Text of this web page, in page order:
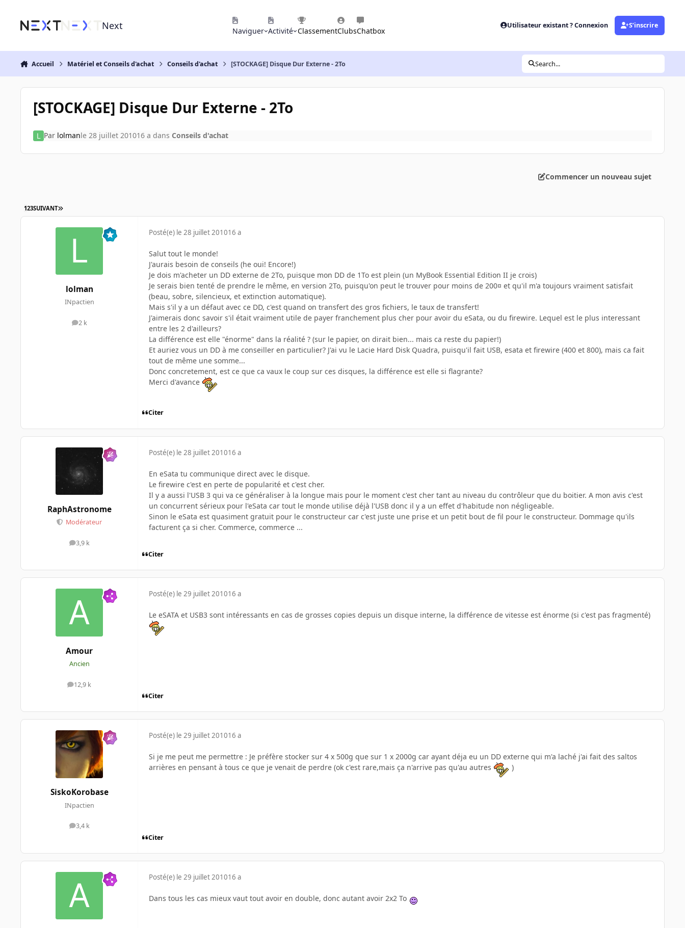
Next Naviguer Activité ClassementClubsChatbox
Utilisateur existant ? Connexion S’inscrire
Accueil Matériel et Conseils d'achat Conseils d'achat [STOCKAGE] Disque Dur Externe - 2To Search...
[STOCKAGE] Disque Dur Externe - 2To
Par lolmanle 28 juillet 201016 a dans Conseils d'achat
Commencer un nouveau sujet
123SUIVANT
lolman
INpactien
2 k
messages
Posté(e) le 28 juillet 201016 a
Salut tout le monde!
J'aurais besoin de conseils (he oui! Encore!)
Je dois m'acheter un DD externe de 2To, puisque mon DD de 1To est plein (un MyBook Essential Edition II je crois)
Je serais bien tenté de prendre le même, en version 2To, puisqu'on peut le trouver pour moins de 200¤ et qu'il m'a toujours vraiment satisfait
(beau, sobre, silencieux, et extinction automatique).
Mais s'il y a un défaut avec ce DD, c'est quand on transfert des gros fichiers, le taux de transfert!
J'aimerais donc savoir s'il était vraiment utile de payer franchement plus cher pour avoir du eSata, ou du firewire. Lequel est le plus interessant
entre les 2 d'ailleurs?
La différence est elle "énorme" dans la réalité ? (sur le papier, on dirait bien... mais ca reste du papier!)
Et auriez vous un DD à me conseiller en particulier? J'ai vu le Lacie Hard Disk Quadra, puisqu'il fait USB, esata et firewire (400 et 800), mais ca fait
tout de même une somme...
Donc concretement, est ce que ca vaux le coup sur ces disques, la différence est elle si flagrante?
Merci d'avance
Citer
RaphAstronome
Modérateur
3,9 k
messages
Posté(e) le 28 juillet 201016 a
En eSata tu communique direct avec le disque.
Le firewire c'est en perte de popularité et c'est cher.
Il y a aussi l'USB 3 qui va ce généraliser à la longue mais pour le moment c'est cher tant au niveau du contrôleur que du boitier. A mon avis c'est
un concurrent sérieux pour l'eSata car tout le monde utilise déjà l'USB donc il y a un effet d'habitude non négligeable.
Sinon le eSata est quasiment gratuit pour le constructeur car c'est juste une prise et un petit bout de fil pour le constructeur. Dommage qu'ils
facturent ça si cher. Commerce, commerce ...
Citer
Amour
Ancien
12,9 k
messages
Posté(e) le 29 juillet 201016 a
Le eSATA et USB3 sont intéressants en cas de grosses copies depuis un disque interne, la différence de vitesse est énorme (si c'est pas fragmenté)
Citer
SiskoKorobase
INpactien
3,4 k
messages
Posté(e) le 29 juillet 201016 a
Si je me peut me permettre : Je préfère stocker sur 4 x 500g que sur 1 x 2000g car ayant déja eu un DD externe qui m'a laché j'ai fait des saltos
arrières en pensant à tous ce que je venait de perdre (ok c'est rare,mais ça n'arrive pas qu'au autres
)
Citer
Posté(e) le 29 juillet 201016 a
Dans tous les cas mieux vaut tout avoir en double, donc autant avoir 2x2 To